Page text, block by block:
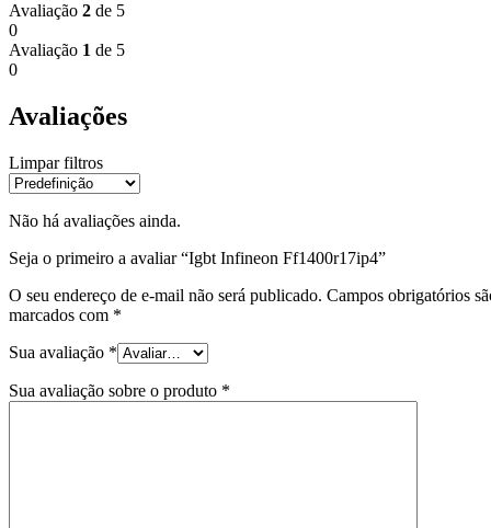
Avaliação 2 de 5
0
Avaliação 1 de 5
0
Avaliações
Limpar filtros
Não há avaliações ainda.
Seja o primeiro a avaliar “Igbt Infineon Ff1400r17ip4”
O seu endereço de e-mail não será publicado. Campos obrigatórios
marcados com *
Sua avaliação *
Sua avaliação sobre o produto *